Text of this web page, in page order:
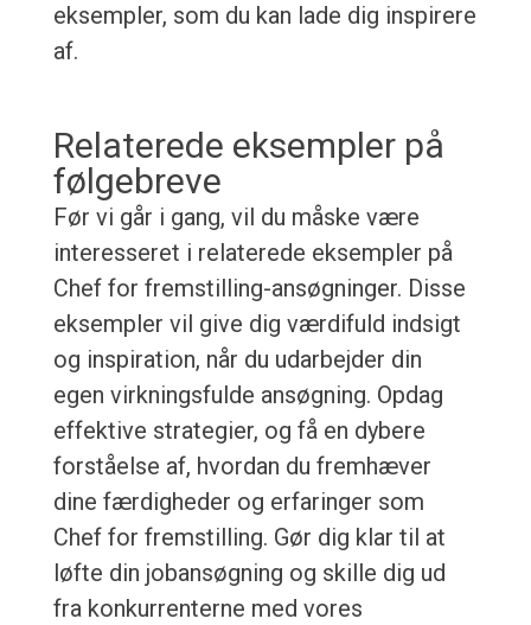
eksempler, som du kan lade dig inspirere
af.
Relaterede eksempler på
følgebreve
Før vi går i gang, vil du måske være
interesseret i relaterede eksempler på
Chef for fremstilling-ansøgninger. Disse
eksempler vil give dig værdifuld indsigt
og inspiration, når du udarbejder din
egen virkningsfulde ansøgning. Opdag
effektive strategier, og få en dybere
forståelse af, hvordan du fremhæver
dine færdigheder og erfaringer som
Chef for fremstilling. Gør dig klar til at
løfte din jobansøgning og skille dig ud
fra konkurrenterne med vores